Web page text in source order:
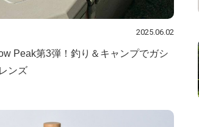
2025.06.02
Peak第3弾！釣り＆キャンプでガシ
ンズ